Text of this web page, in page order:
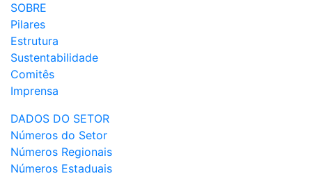
SOBRE
Pilares
Estrutura
Sustentabilidade
Comitês
Imprensa
DADOS DO SETOR
Números do Setor
Números Regionais
Números Estaduais